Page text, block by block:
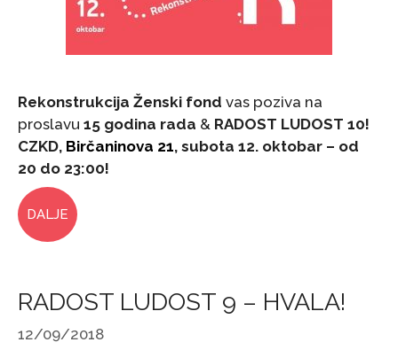
Rekonstrukcija Ženski fond vas poziva na
proslavu 15 godina rada & RADOST LUDOST 10!
CZKD, Birčaninova 21, subota 12. oktobar – od
20 do 23:00!
DALJE
RADOST LUDOST 9 – HVALA!
12/09/2018